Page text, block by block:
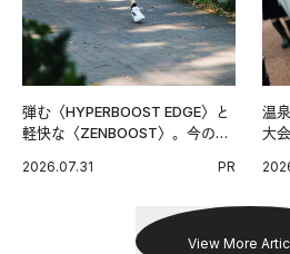
弾む〈HYPERBOOST EDGE〉と
軽快な〈ZENBOOST〉。今の時
出した新機軸。
2026.07.31 PR
温
大
戦
View More